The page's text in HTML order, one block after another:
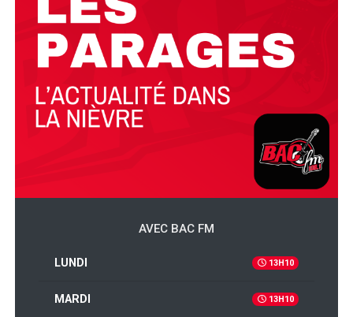
AVEC BAC FM
LUNDI 13H10
MARDI 13H10